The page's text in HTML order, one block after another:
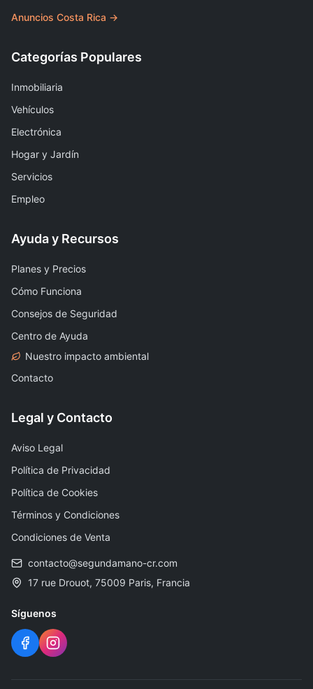
Anuncios Costa Rica →
Categorías Populares
Inmobiliaria
Vehículos
Electrónica
Hogar y Jardín
Servicios
Empleo
Ayuda y Recursos
Planes y Precios
Cómo Funciona
Consejos de Seguridad
Centro de Ayuda
Nuestro impacto ambiental
Contacto
Legal y Contacto
Aviso Legal
Política de Privacidad
Política de Cookies
Términos y Condiciones
Condiciones de Venta
contacto@segundamano-cr.com
17 rue Drouot, 75009 Paris, Francia
Síguenos